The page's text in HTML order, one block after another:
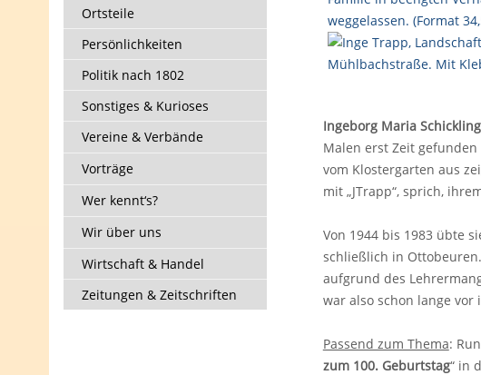
Ortsteile
Persönlichkeiten
Politik nach 1802
Sonstiges & Kurioses
Vereine & Verbände
Vorträge
Wer kennt‘s?
Wir über uns
Wirtschaft & Handel
Zeitungen & Zeitschriften
Ingeborg Maria Schickling
Malen erst Zeit
vom Klostergarten aus
mit „JTrapp“, sprich,
Von 1944 bis 1983 übte
schließlich in
aufgrund des
war also schon lange
Passend zum Thema:
zum 100. Geburtstag“ in